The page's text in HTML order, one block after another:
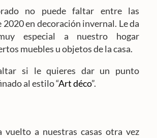
no puede faltar entre las
2020 en decoración invernal. Le da
especial a nuestro hogar
muebles u objetos de la casa.
si le quieres dar un punto
al estilo “Art déco”.
vuelto a nuestras casas otra vez